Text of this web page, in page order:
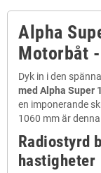
Alpha
Motorbåt
Dyk in i den
med Alpha Super
en imponerande
1060 mm är
Radiostyrd
hastigheter